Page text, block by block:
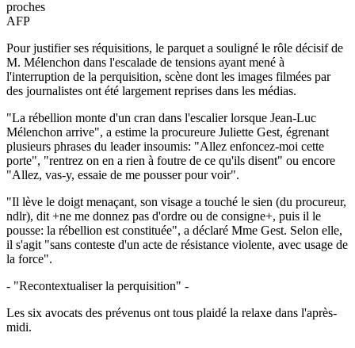
proches
AFP
Pour justifier ses réquisitions, le parquet a souligné le rôle décisif de
M. Mélenchon dans l'escalade de tensions ayant mené à
l'interruption de la perquisition, scène dont les images filmées par
des journalistes ont été largement reprises dans les médias.
"La rébellion monte d'un cran dans l'escalier lorsque Jean-Luc
Mélenchon arrive", a estime la procureure Juliette Gest, égrenant
plusieurs phrases du leader insoumis: "Allez enfoncez-moi cette
porte", "rentrez on en a rien à foutre de ce qu'ils disent" ou encore
"Allez, vas-y, essaie de me pousser pour voir".
"Il lève le doigt menaçant, son visage a touché le sien (du procureur,
ndlr), dit +ne me donnez pas d'ordre ou de consigne+, puis il le
pousse: la rébellion est constituée", a déclaré Mme Gest. Selon elle,
il s'agit "sans conteste d'un acte de résistance violente, avec usage de
la force".
- "Recontextualiser la perquisition" -
Les six avocats des prévenus ont tous plaidé la relaxe dans l'après-
midi.